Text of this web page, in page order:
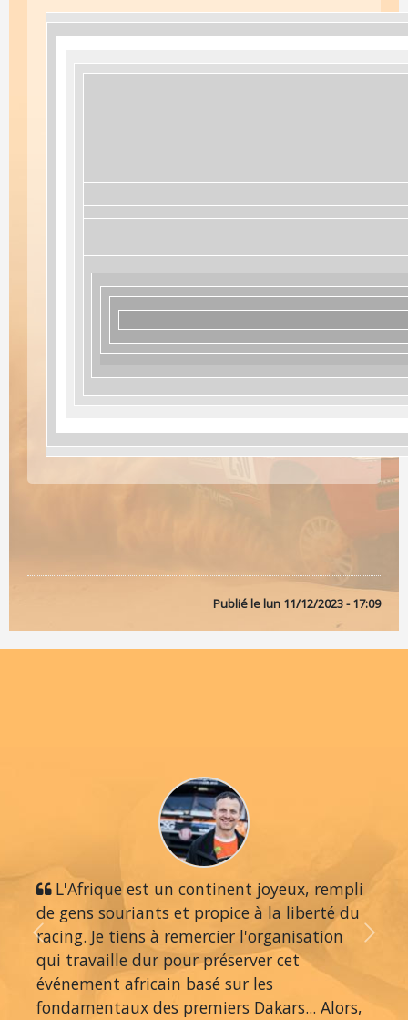
Publié lelun 11/12/2023 - 17:09
L'Afrique est un continent joyeux, rempli
de gens souriants et propice à la liberté du
racing. Je tiens à remercier l'organisation
qui travaille dur pour préserver cet
événement africain basé sur les
fondamentaux des premiers Dakars... Alors,
Previous Next